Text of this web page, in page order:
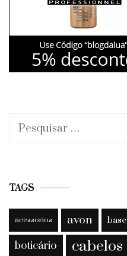
Pesquisar
TAGS
acessorios avon base
boticário cabelos